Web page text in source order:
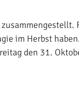
im Herbst
den 31.